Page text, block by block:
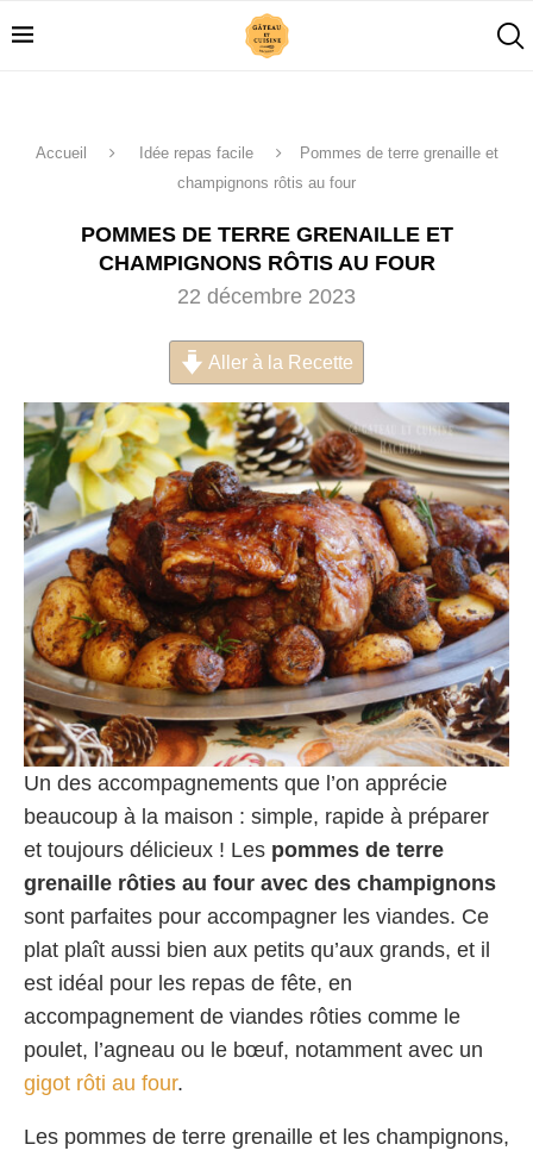
Accueil Idée repas facile
Pommes de terre grenaille et
champignons rôtis au four
POMMES DE TERRE GRENAILLE ET
CHAMPIGNONS RÔTIS AU FOUR
22 décembre 2023
Aller à la Recette
Un des accompagnements que l’on apprécie
beaucoup à la maison : simple, rapide à préparer
et toujours délicieux ! Les pommes de terre
grenaille rôties au four avec des champignons
sont parfaites pour accompagner les viandes. Ce
plat plaît aussi bien aux petits qu’aux grands, et il
est idéal pour les repas de fête, en
accompagnement de viandes rôties comme le
poulet, l’agneau ou le bœuf, notamment avec un
gigot rôti au four.
Les pommes de terre grenaille et les champignons,